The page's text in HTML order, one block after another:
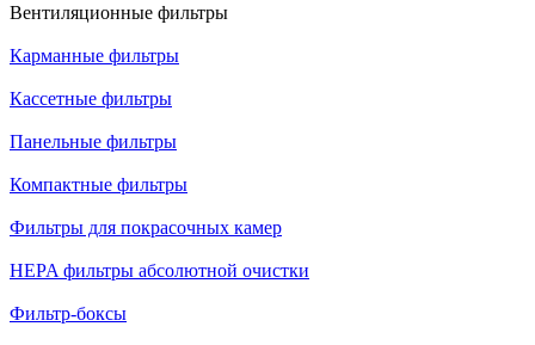
Вентиляционные фильтры
Карманные фильтры
Кассетные фильтры
Панельные фильтры
Компактные фильтры
Фильтры для покрасочных камер
HEPA фильтры абсолютной очистки
Фильтр-боксы